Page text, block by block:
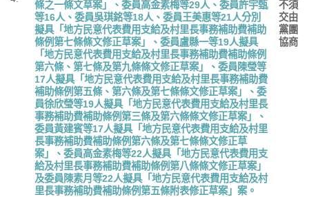
條之一條文草案」、委員高金素梅等29人、委員許宇甄
等16人、委員吳琪銘等18人、委員王美惠等21人分別
擬具「地方民意代表費用支給及村里長事務補助費補助
條例第七條條文修正草案」、委員盧縣一等19人擬具
「地方民意代表費用支給及村里長事務補助費補助條例
第六條、第七條及第九條條文修正草案」、委員陳瑩等
17人擬具「地方民意代表費用支給及村里長事務補助費
補助條例第五條、第六條及第七條條文修正草案」、委
員徐欣瑩等19人擬具「地方民意代表費用支給及村里長
事務補助費補助條例第三條及第六條條文修正草案」、
委員黃建賓等17人擬具「地方民意代表費用支給及村里
長事務補助費補助條例第六條及第七條條文修正草
案」、委員高金素梅等22人擬具「地方民意代表費用支
給及村里長事務補助費補助條例第八條條文修正草案」
及委員陳素月等22人擬具「地方民意代表費用支給及村
里長事務補助費補助條例第五條附表修正草案」案。
不須
交由
黨團
協商